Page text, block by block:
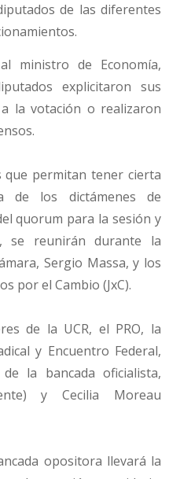
de las diferentes
ministro de Economía,
explicitaron sus
la votación o realizaron
que permitan tener cierta
de los dictámenes de
quorum para la sesión y
se reunirán durante la
Sergio Massa, y los
por el Cambio (JxC).
de la UCR, el PRO, la
y Encuentro Federal,
la bancada oficialista,
y Cecilia Moreau
opositora llevará la